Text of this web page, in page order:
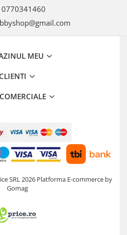
0770341460
MEU
CLIENTI
SRL 2026 Platforma E-commerce by
Gomag